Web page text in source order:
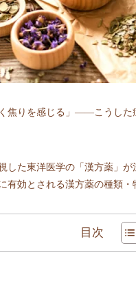
焦りを感じる」——こうし
た東洋医学の「漢方薬」
効とされる漢方薬の種類・
目次